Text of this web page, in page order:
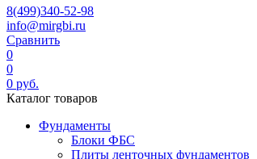
8(499)340-52-98
info@mirgbi.ru
Сравнить
0
0
0 руб.
Каталог товаров
Фундаменты
Блоки ФБС
Плиты ленточных фундаментов